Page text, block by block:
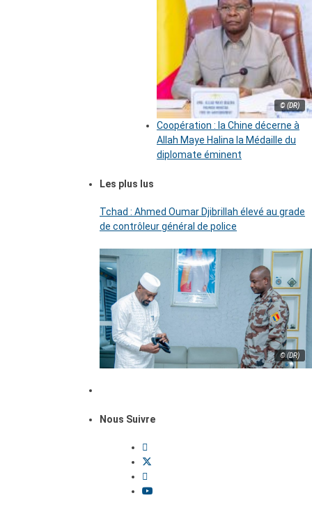
© (DR)
Coopération : la Chine décerne à
Allah Maye Halina la Médaille du
diplomate éminent
Les plus lus
Tchad : Ahmed Oumar Djibrillah élevé au grade
de contrôleur général de police
© (DR)
Nous Suivre